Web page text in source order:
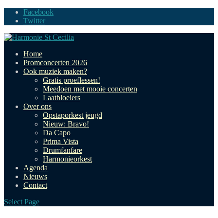
Facebook
Twitter
Home
Promconcerten 2026
Ook muziek maken?
Gratis proeflessen!
Meedoen met mooie concerten
Laatbloeiers
Over ons
Opstaporkest jeugd
Nieuw: Bravo!
Da Capo
Prima Vista
Drumfanfare
Harmonieorkest
Agenda
Nieuws
Contact
Select Page